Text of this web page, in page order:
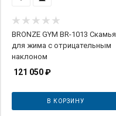
BRONZE GYM BR-1013 Скамья
для жима с отрицательным
наклоном
121 050₽
В КОРЗИНУ